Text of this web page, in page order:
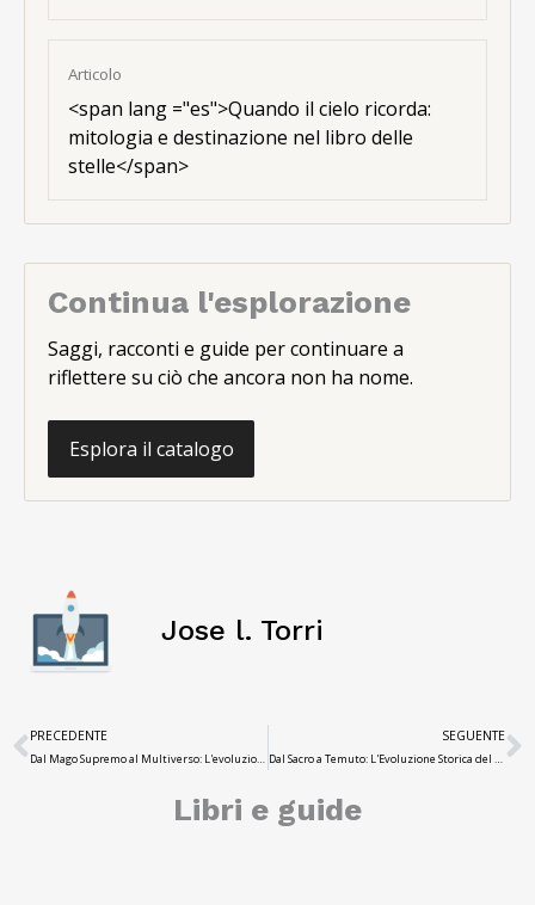
Articolo
<span lang ="es">Quando il cielo ricorda:
mitologia e destinazione nel libro delle
stelle</span>
Continua l'esplorazione
Saggi, racconti e guide per continuare a
riflettere su ciò che ancora non ha nome.
Esplora il catalogo
Jose l. Torri
PRECEDENTE
Dal Mago Supremo al Multiverso: L'evoluzione di Doctor Strange nell'UCM
SEGUENTE
Dal Sacro a Temuto: L'Evoluzione Storica del Vudù
Libri e guide